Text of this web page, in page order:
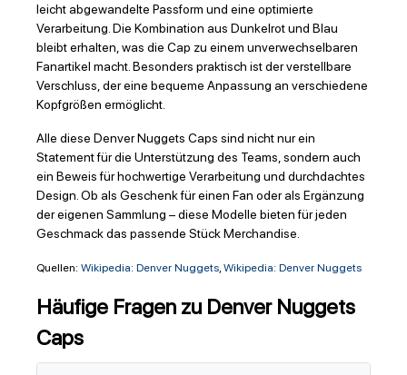
leicht abgewandelte Passform und eine optimierte
Verarbeitung. Die Kombination aus Dunkelrot und Blau
bleibt erhalten, was die Cap zu einem unverwechselbaren
Fanartikel macht. Besonders praktisch ist der verstellbare
Verschluss, der eine bequeme Anpassung an verschiedene
Kopfgrößen ermöglicht.
Alle diese Denver Nuggets Caps sind nicht nur ein
Statement für die Unterstützung des Teams, sondern auch
ein Beweis für hochwertige Verarbeitung und durchdachtes
Design. Ob als Geschenk für einen Fan oder als Ergänzung
der eigenen Sammlung – diese Modelle bieten für jeden
Geschmack das passende Stück Merchandise.
Quellen: Wikipedia: Denver Nuggets, Wikipedia: Denver Nuggets
Häufige Fragen zu Denver Nuggets
Caps